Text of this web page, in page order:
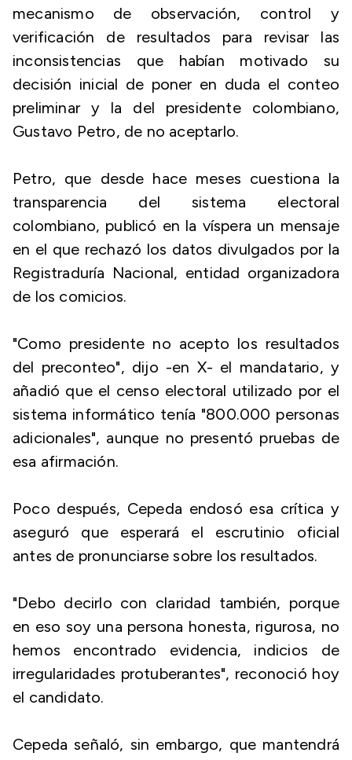
mecanismo de observación, control y
verificación de resultados para revisar las
inconsistencias que habían motivado su
decisión inicial de poner en duda el conteo
preliminar y la del presidente colombiano,
Gustavo Petro, de no aceptarlo.
Petro, que desde hace meses cuestiona la
transparencia del sistema electoral
colombiano, publicó en la víspera un mensaje
en el que rechazó los datos divulgados por la
Registraduría Nacional, entidad organizadora
de los comicios.
"Como presidente no acepto los resultados
del preconteo", dijo -en X- el mandatario, y
añadió que el censo electoral utilizado por el
sistema informático tenía "800.000 personas
adicionales", aunque no presentó pruebas de
esa afirmación.
Poco después, Cepeda endosó esa crítica y
aseguró que esperará el escrutinio oficial
antes de pronunciarse sobre los resultados.
"Debo decirlo con claridad también, porque
en eso soy una persona honesta, rigurosa, no
hemos encontrado evidencia, indicios de
irregularidades protuberantes", reconoció hoy
el candidato.
Cepeda señaló, sin embargo, que mantendrá